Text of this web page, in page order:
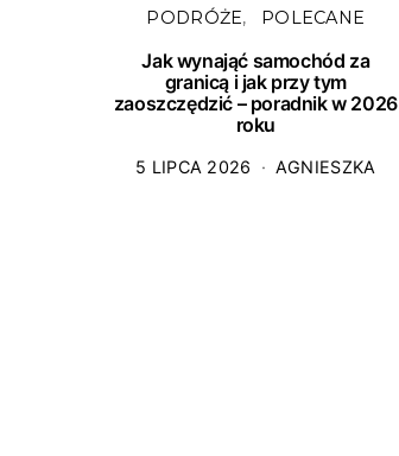
PODRÓŻE POLECANE
Jak wynająć samochód za
granicą i jak przy tym
zaoszczędzić – poradnik w 2026
roku
5 LIPCA 2026 AGNIESZKA